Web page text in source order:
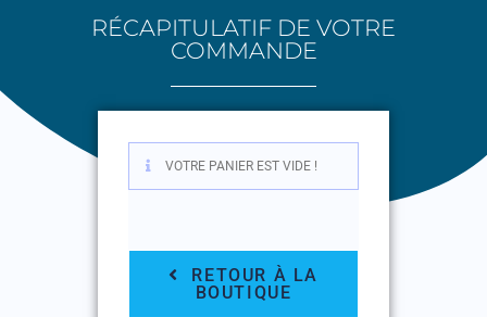
RÉCAPITULATIF DE VOTRE
COMMANDE
VOTRE PANIER EST VIDE !
RETOUR À LA
BOUTIQUE